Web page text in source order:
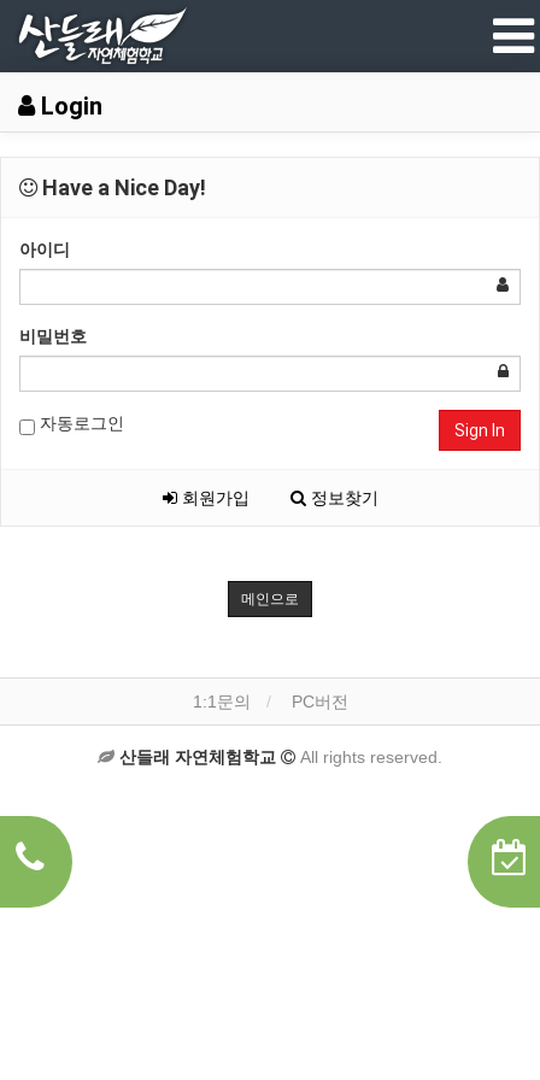
Login
Have a Nice Day!
아이디
비밀번호
자동로그인 Sign In
회원가입 정보찾기
메인으로
1:1문의 PC버전
산들래 자연체험학교 All rights reserved.